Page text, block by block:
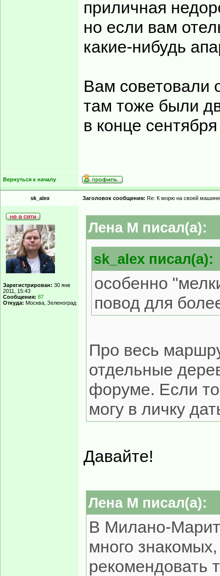
приличная
но если вам
какие-нибудь
Вам советовали
там тоже были
в конце
Вернуться к началу
sk_alex Заголовок сообщения: Re: К морю на своей
Зарегистрирован: 30 янв
2011, 15:43
Сообщения: 87
Откуда: Москва, Зеленоград
Лена М писал(а):
sk_alex писал(а):
особенно
повод для
Про весь
отдельные
форуме. Если
могу в личку
Давайте!
Лена М писал(а):
В Милано-
много
рекомендовать